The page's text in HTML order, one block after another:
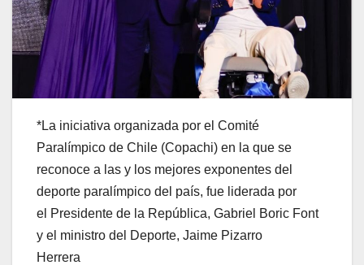
*La iniciativa organizada por el Comité
Paralímpico de Chile (Copachi) en la que se
reconoce a las y los mejores exponentes del
deporte paralímpico del país, fue liderada por
el Presidente de la República, Gabriel Boric Font
y el ministro del Deporte, Jaime Pizarro
Herrera